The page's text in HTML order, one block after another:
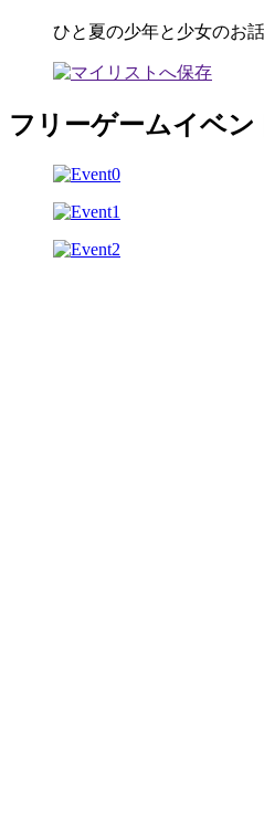
ひと夏の少年と少女のお話
フリーゲームイベン